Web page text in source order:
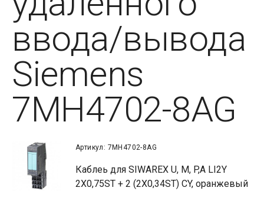
ввода/вывода
Siemens
7MH4702-8AG
Артикул: 7MH4702-8AG
Каблеь для SIWAREX U, M, P,А LI2Y
2X0,75ST + 2 (2X0,34ST) CY, оранжевый